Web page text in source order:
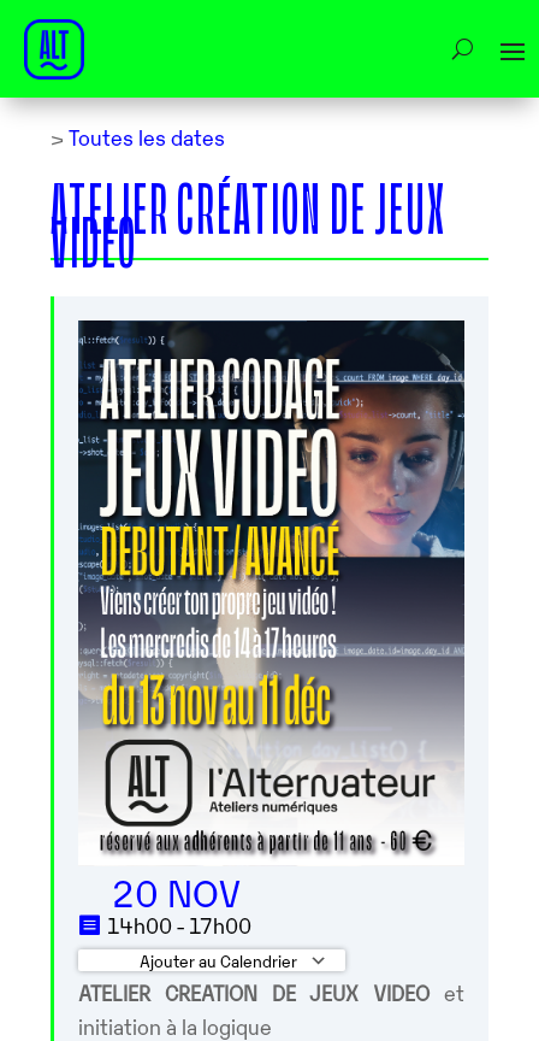
> Toutes les dates
ATELIER CRÉATION DE JEUX
VIDEO
20 NOV
14h00 - 17h00
Ajouter au Calendrier
Télécharger ICS Calendrier Google
ATELIER CREATION DE JEUX VIDEOet
initiation à la logique